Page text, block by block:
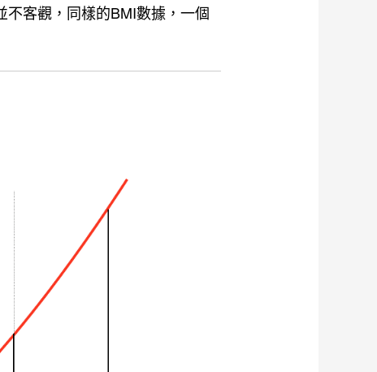
客觀，同樣的BMI數據，一個